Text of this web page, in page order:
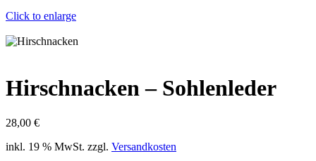
Click to enlarge
Hirschnacken – Sohlenleder
28,00 €
inkl. 19 % MwSt. zzgl. Versandkosten